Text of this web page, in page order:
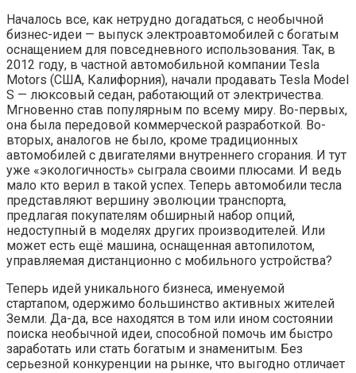
Началось все, как нетрудно догадаться, с необычной
бизнес-идеи — выпуск электроавтомобилей с богатым
оснащением для повседневного использования. Так, в
2012 году, в частной автомобильной компании Tesla
Motors (США, Калифорния), начали продавать Tesla Model
S — люксовый седан, работающий от электричества.
Мгновенно став популярным по всему миру. Во-первых,
она была передовой коммерческой разработкой. Во-
вторых, аналогов не было, кроме традиционных
автомобилей с двигателями внутреннего сгорания. И тут
уже «экологичность» сыграла своими плюсами. И ведь
мало кто верил в такой успех. Теперь автомобили тесла
представляют вершину эволюции транспорта,
предлагая покупателям обширный набор опций,
недоступный в моделях других производителей. Или
может есть ещё машина, оснащенная автопилотом,
управляемая дистанционно с мобильного устройства?
Теперь идей уникального бизнеса, именуемой
стартапом, одержимо большинство активных жителей
Земли. Да-да, все находятся в том или ином состоянии
поиска необычной идеи, способной помочь им быстро
заработать или стать богатым и знаменитым. Без
серьезной конкуренции на рынке, что выгодно отличает